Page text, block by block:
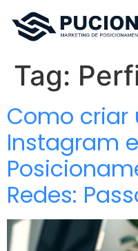
Tag:
Como
Instagram
Redes: